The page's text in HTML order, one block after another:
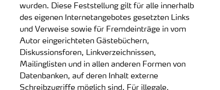
wurden. Diese Feststellung gilt für alle innerhalb
des eigenen Internetangebotes gesetzten Links
und Verweise sowie für Fremdeinträge in vom
Autor eingerichteten Gästebüchern,
Diskussionsforen, Linkverzeichnissen,
Mailinglisten und in allen anderen Formen von
Datenbanken, auf deren Inhalt externe
Schreibzugriffe möglich sind. Für illegale,